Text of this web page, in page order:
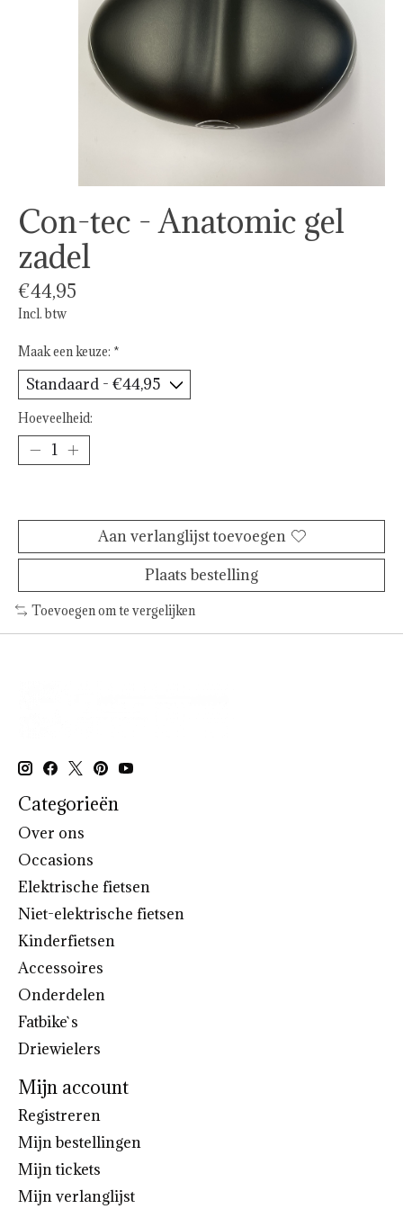
Con-tec - Anatomic gel
zadel
€44,95
Incl. btw
Maak een keuze: *
Hoeveelheid:
Aan verlanglijst toevoegen
Plaats bestelling
Toevoegen om te vergelijken
Categorieën
Over ons
Occasions
Elektrische fietsen
Niet-elektrische fietsen
Kinderfietsen
Accessoires
Onderdelen
Fatbike`s
Driewielers
Mijn account
Registreren
Mijn bestellingen
Mijn tickets
Mijn verlanglijst